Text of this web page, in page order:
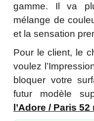
gamme. Il va
mélange de
et la sensation
Pour le client, le
voulez
bloquer votre
futur modèle
l’Adore / Paris 52